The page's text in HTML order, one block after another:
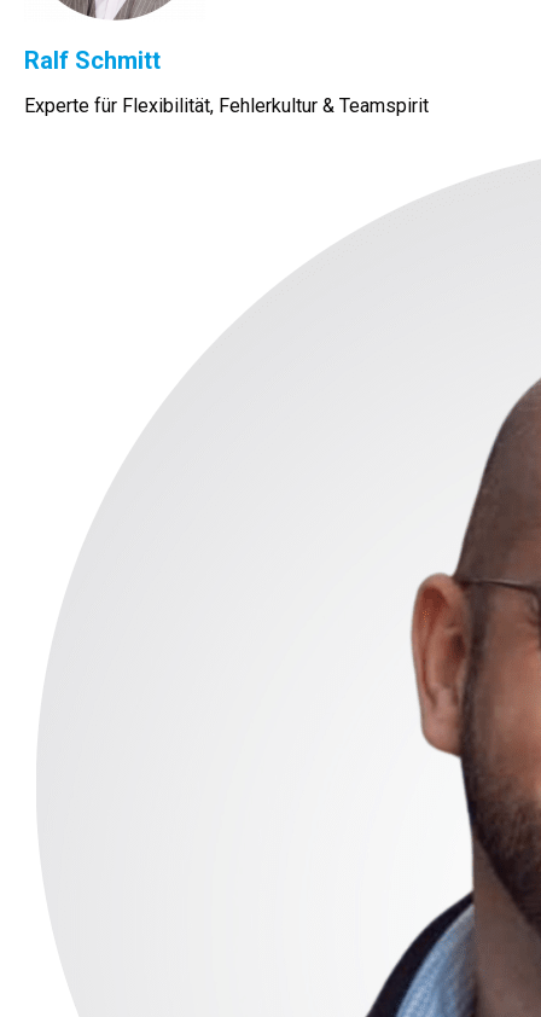
Ralf Schmitt
Experte für Flexibilität, Fehlerkultur & Teamspirit